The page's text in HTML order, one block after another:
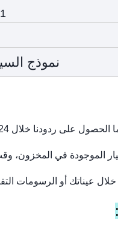
نموذج
على ردودنا خلال 24 ساعة.
عيناتك أو الرسومات